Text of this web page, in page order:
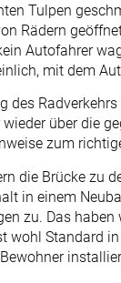
Tulpen
Rädern
Autofahrer
mit dem
des
über die
zum
die Brücke zu
in einem
zu. Das
wohl Standard